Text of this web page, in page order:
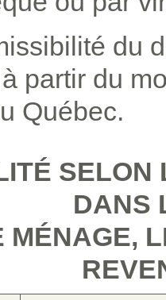
du
partir du
Québec.
SELON
DANS
MÉNAGE,